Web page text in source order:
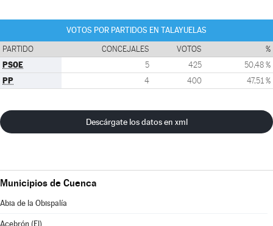
VOTOS POR PARTIDOS EN TALAYUELAS
PARTIDO CONCEJALES VOTOS %
PSOE 5 425 50,48 %
PP 4 400 47,51 %
Descárgate los datos en xml
Municipios de Cuenca
Abia de la Obispalía
Acebrón (El)